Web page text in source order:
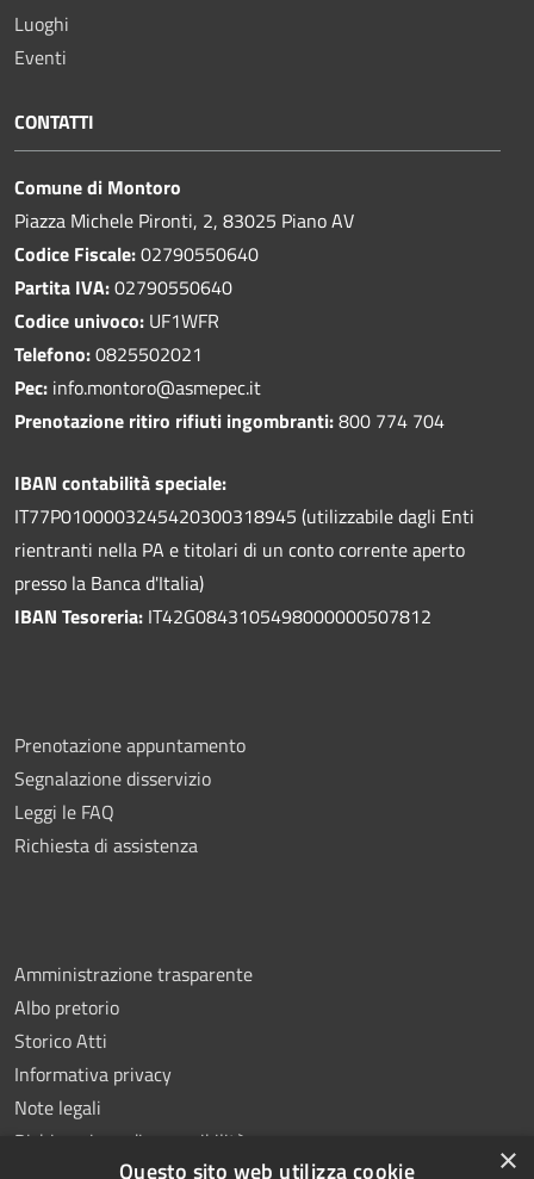
Luoghi
Eventi
CONTATTI
Comune di Montoro
Piazza Michele Pironti, 2, 83025 Piano AV
Codice Fiscale:02790550640
Partita IVA:02790550640
Codice univoco: UF1WFR
Telefono:0825502021
Pec: info.montoro@asmepec.it
Prenotazione ritiro rifiuti ingombranti:800 774 704
IBAN contabilità speciale:
IT77P0100003245420300318945 (utilizzabile dagli Enti
rientranti nella PA e titolari di un conto corrente aperto
presso la Banca d'Italia)
IBAN Tesoreria: IT42G0843105498000000507812
Prenotazione appuntamento
Segnalazione disservizio
Leggi le FAQ
Richiesta di assistenza
Amministrazione trasparente
Albo pretorio
Storico Atti
Informativa privacy
Note legali
Dichiarazione di accessibilità
×
Questo sito web utilizza cookie